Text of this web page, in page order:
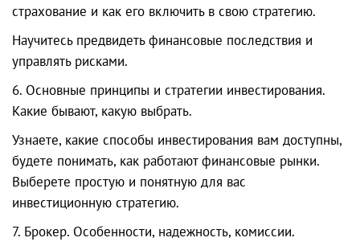
страхование и как его включить в свою стратегию.
Научитесь предвидеть финансовые последствия и
управлять рисками.
6. Основные принципы и стратегии инвестирования.
Какие бывают, какую выбрать.
Узнаете, какие способы инвестирования вам доступны,
будете понимать, как работают финансовые рынки.
Выберете простую и понятную для вас
инвестиционную стратегию.
7. Брокер. Особенности, надежность, комиссии.